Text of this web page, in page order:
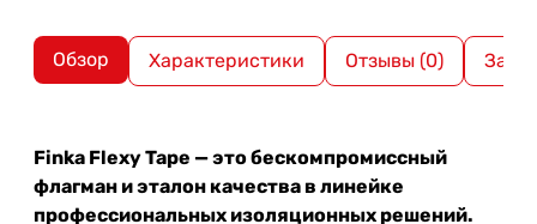
Обзор Характеристики Отзывы (0)
Finka Flexy Tape — это бескомпромиссный
флагман и эталон качества в линейке
профессиональных изоляционных решений.